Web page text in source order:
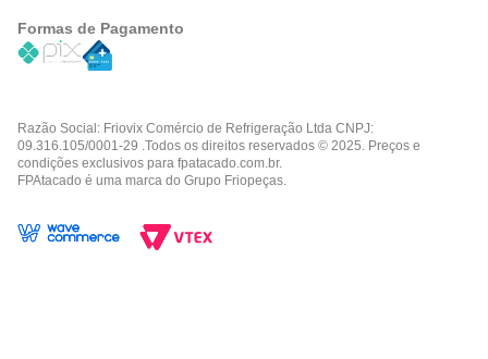
Formas de Pagamento
Razão Social: Friovix Comércio de Refrigeração Ltda CNPJ:
09.316.105/0001-29 .Todos os direitos reservados © 2025. Preços e
condições exclusivos para fpatacado.com.br.
FPAtacado é uma marca do Grupo Friopeças.